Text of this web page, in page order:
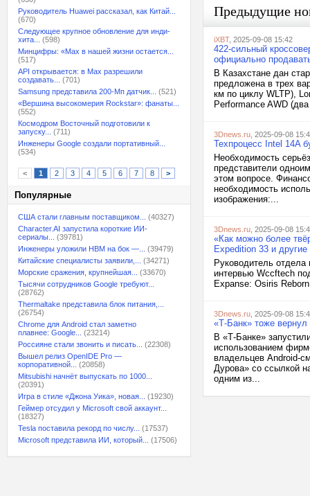
Руководитель Huawei рассказал, как Китай...
(670)
Следующее крупное обновление для инди-
хита...
(598)
Минцифры: «Max в нашей жизни остается...
(517)
API открывается: в Max разрешили
создавать...
(701)
Samsung представила 200-Мп датчик...
(521)
«Вершина высокомерия Rockstar»: фанаты...
(552)
Космодром Восточный подготовили к
запуску...
(711)
Инженеры Google создали портативный...
(534)
< 1 2 3 4 5 6 7 8 >
Популярные
США стали главным поставщиком...
(40327)
Character.AI запустила короткие ИИ-
сериалы...
(39781)
Инженеры уложили HBM на бок —...
(39479)
Китайские специалисты заявили,...
(34271)
Морские сражения, крупнейшая...
(33670)
Тысячи сотрудников Google требуют...
(28762)
Thermaltake представила блок питания,...
(26754)
Chrome для Android стал заметно
плавнее: Google...
(23214)
Россияне стали звонить и писать...
(22308)
Вышел релиз OpenIDE Pro —
корпоративной...
(20858)
Mitsubishi начнёт выпускать по 1000...
(20391)
Игра в стиле «Джона Уика», новая...
(19230)
Геймер отсудил у Microsoft свой аккаунт...
(18327)
Tesla поставила рекорд по числу...
(17537)
Microsoft представила ИИ, который...
(17506)
Предыдущие
iXBT, 2025-09-08 15:42
422-сильный
официально
В Казахстане дан
предложена в трех
км по циклу WLTP),
Performance AWD
3Dnews.ru , 2025-09-08
Техпроцесс Intel 14A
Необходимость
представители
этом вопросе.
необходимость
изображения:...
3Dnews.ru , 2025-09-08
«Как можно более
Expedition 33 и
Руководитель
интервью Wccftech
Expanse: Osiris
3Dnews.ru , 2025-09-08
«Т-Банк» тоже вернул
В «Т-Банке»
использованием
владельцев Android-
Дурова» со ссылкой
одним из...